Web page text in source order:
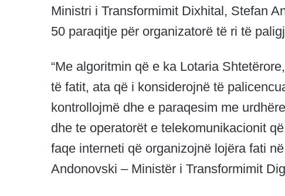
Ministri i Transformimit Dixhital, Stefan
50 paraqitje për organizatorë të ri të
“Me algoritmin që e ka Lotaria
të fatit, ata që i konsiderojnë të
kontrollojmë dhe e paraqesim me
dhe te operatorët e telekomunikacionit
faqe interneti që organizojnë lojëra fati
Andonovski – Ministër i Transformimit